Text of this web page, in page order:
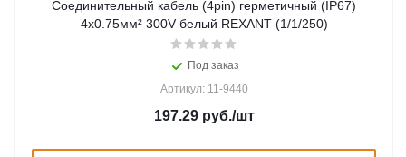
Соединительный кабель (4pin) герметичный (IP67)
4х0.75мм² 300V белый REXANT (1/1/250)
Под заказ
Артикул: 11-9440
197.29руб./шт